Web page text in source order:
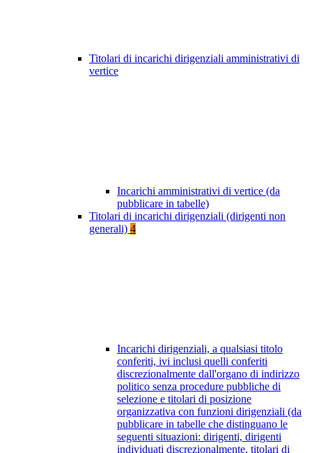
Titolari di incarichi dirigenziali amministrativi di
vertice
Incarichi amministrativi di vertice (da
pubblicare in tabelle)
Titolari di incarichi dirigenziali (dirigenti non
generali) 4
Incarichi dirigenziali, a qualsiasi titolo
conferiti, ivi inclusi quelli conferiti
discrezionalmente dall'organo di indirizzo
politico senza procedure pubbliche di
selezione e titolari di posizione
organizzativa con funzioni dirigenziali (da
pubblicare in tabelle che distinguano le
seguenti situazioni: dirigenti, dirigenti
individuati discrezionalmente, titolari di